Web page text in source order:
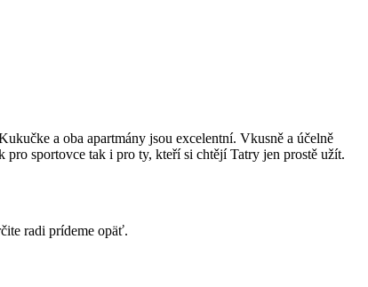
a oba apartmány jsou excelentní. Vkusně a účelně
sportovce tak i pro ty, kteří si chtějí Tatry jen prostě užít.
radi prídeme opäť.